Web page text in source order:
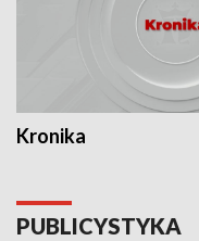
Kronika
PUBLICYSTYKA